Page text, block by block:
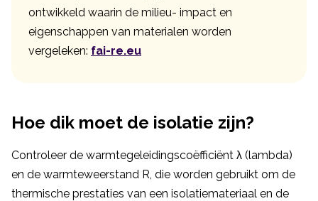
ontwikkeld waarin de milieu- impact en
eigenschappen van materialen worden
vergeleken: fai-re.eu
Hoe dik moet de isolatie zijn?
Controleer de warmtegeleidingscoëfficiënt λ (lambda)
en de warmteweerstand R, die worden gebruikt om de
thermische prestaties van een isolatiemateriaal en de